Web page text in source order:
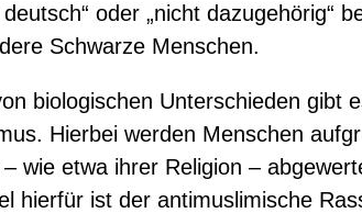
oder „nicht dazugehörig“
Schwarze Menschen.
biologischen Unterschieden gibt
Hierbei werden Menschen
wie etwa ihrer Religion –
hierfür ist der antimuslimische